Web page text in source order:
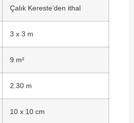
Çalık Kereste’den ithal
3 x 3 m
9 m²
2.30 m
10 x 10 cm